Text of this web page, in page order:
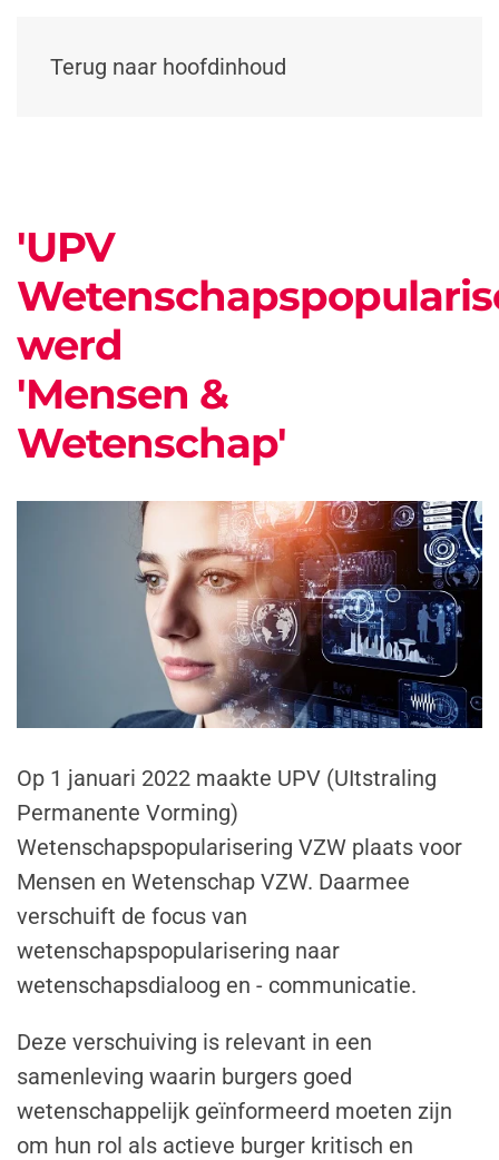
Terug naar hoofdinhoud
'UPV
werd
'Mensen &
Wetenschap'
Op 1 januari 2022 maakte UPV (UItstraling
Permanente Vorming)
Wetenschapspopularisering VZW plaats voor
Mensen en Wetenschap VZW. Daarmee
verschuift de focus van
wetenschapspopularisering naar
wetenschapsdialoog en - communicatie.
Deze verschuiving is relevant in een
samenleving waarin burgers goed
wetenschappelijk geïnformeerd moeten zijn
om hun rol als actieve burger kritisch en